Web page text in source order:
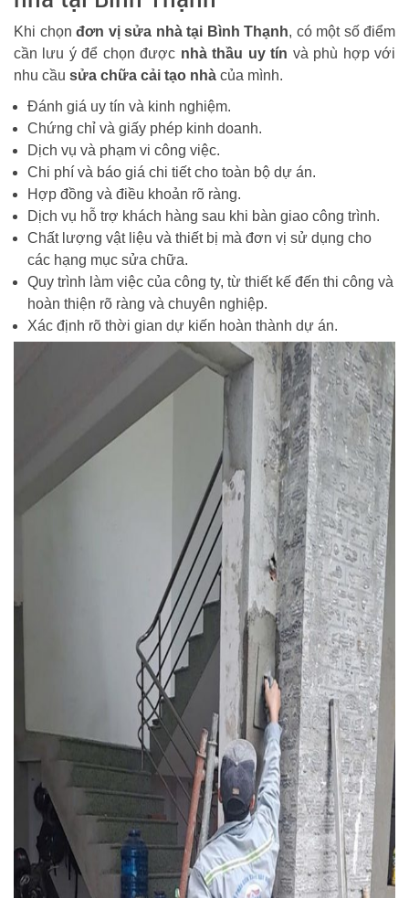
Khi chọn đơn vị sửa nhà tại Bình Thạnh, có một số điểm
cần lưu ý để chọn được nhà thầu uy tín và phù hợp với
nhu cầu sửa chữa cải tạo nhà của mình.
Đánh giá uy tín và kinh nghiệm.
Chứng chỉ và giấy phép kinh doanh.
Dịch vụ và phạm vi công việc.
Chi phí và báo giá chi tiết cho toàn bộ dự án.
Hợp đồng và điều khoản rõ ràng.
Dịch vụ hỗ trợ khách hàng sau khi bàn giao công trình.
Chất lượng vật liệu và thiết bị mà đơn vị sử dụng cho
các hạng mục sửa chữa.
Quy trình làm việc của công ty, từ thiết kế đến thi công và
hoàn thiện rõ ràng và chuyên nghiệp.
Xác định rõ thời gian dự kiến hoàn thành dự án.